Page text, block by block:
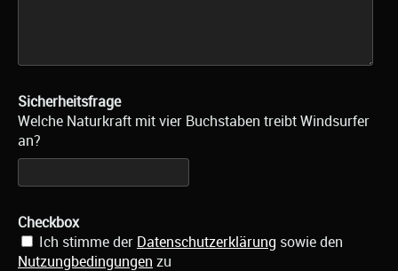
Sicherheitsfrage
Welche Naturkraft mit vier Buchstaben treibt Windsurfer
an?
Checkbox
Ich stimme der Datenschutzerklärung sowie den
Nutzungbedingungen zu